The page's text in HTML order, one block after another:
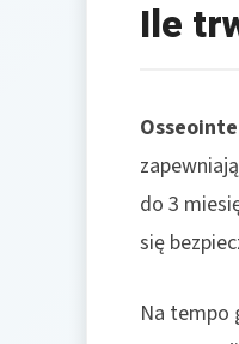
Ile
do 3
się
Na tempo